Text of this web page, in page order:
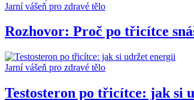
Jarní vášeň pro zdravé tělo
Rozhovor: Proč po třicítce
Jarní vášeň pro zdravé tělo
Testosteron po třicítce: jak si